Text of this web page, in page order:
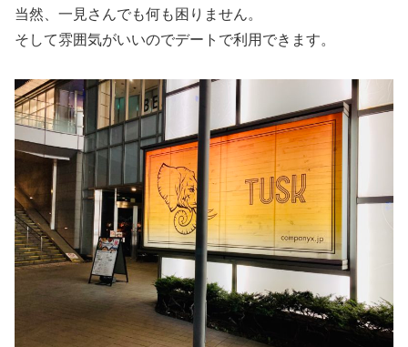
当然、一見さんでも何も困りません。
そして雰囲気がいいのでデートで利用できます。